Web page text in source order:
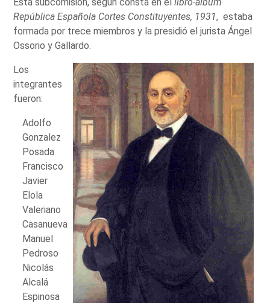
República Española Cortes Constituyentes, 1931, estaba
formada por trece miembros y la presidió el jurista Ángel
Ossorio y Gallardo.
Los
integrantes
fueron:
Adolfo
Gonzalez
Posada
Francisco
Javier
Elola
Valeriano
Casanueva
Manuel
Pedroso
Nicolás
Alcalá
Espinosa